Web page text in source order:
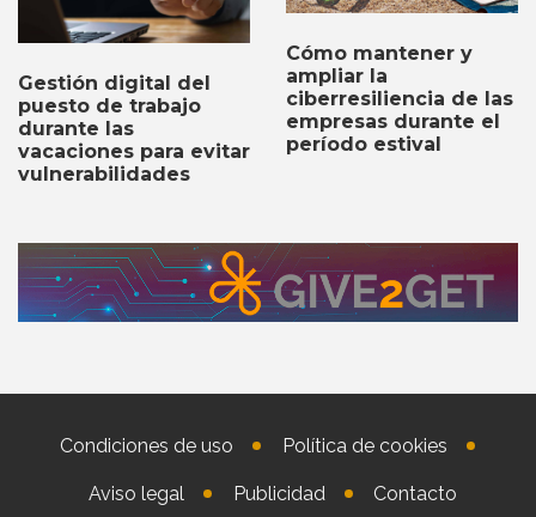
Gestión digital del
puesto de trabajo
durante las
vacaciones para evitar
vulnerabilidades
Cómo mantener y
ampliar la
ciberresiliencia de las
empresas durante el
período estival
Condiciones de uso Política de cookies
Aviso legal Publicidad Contacto